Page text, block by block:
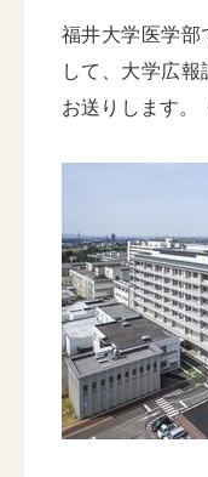
福井大学医学部
して、大学広
お送りします。